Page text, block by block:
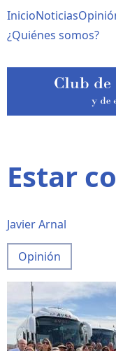
al
contenido
Navegación
principal
InicioNoticias
¿Quiénes somos?
Estar
Javier Arnal
Opinión